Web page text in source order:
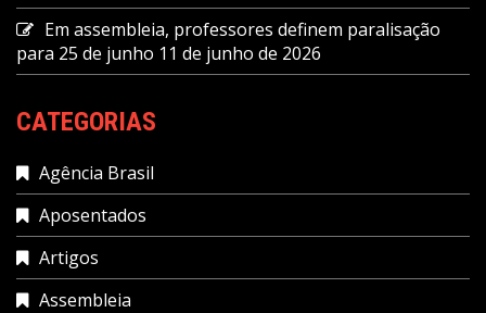
Em assembleia, professores definem paralisação
para 25 de junho 11 de junho de 2026
CATEGORIAS
Agência Brasil
Aposentados
Artigos
Assembleia